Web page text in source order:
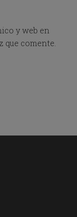
y web en
que comente.